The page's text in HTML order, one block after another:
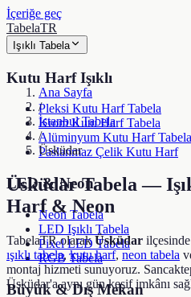
İçeriğe geç
TabelaTR
Işıklı Tabela
Kutu Harf Işıklı
Pleksi Kutu Harf Tabela
Krom Kutu Harf Tabela
Alüminyum Kutu Harf Tabela
Paslanmaz Çelik Kutu Harf
LED & Neon
Neon Tabela
LED Işıklı Tabela
Pixel LED Tabela
RGB Tabela
Büyük & Dış Mekan
Ana Sayfa
/
İstanbul Tabela
/
Üsküdar
ÜsküdarTabela —
Harf & Neon
TabelaTR olarakÜsküdar
ışıklı tabela, kutu harf, neon tabela
montaj hizmeti sunuyoruz.
Üsküdar'a aynı gün keşif imkânı